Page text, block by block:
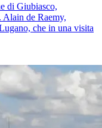
di Giubiasco,
Alain de Raemy,
che in una visita